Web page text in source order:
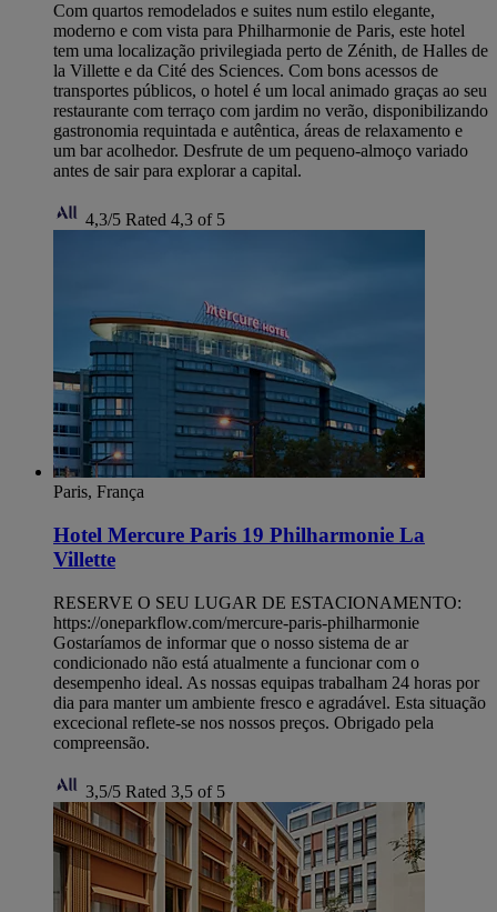
Com quartos remodelados e suites num estilo elegante,
moderno e com vista para Philharmonie de Paris, este hotel
tem uma localização privilegiada perto de Zénith, de Halles de
la Villette e da Cité des Sciences. Com bons acessos de
transportes públicos, o hotel é um local animado graças ao seu
restaurante com terraço com jardim no verão, disponibilizando
gastronomia requintada e autêntica, áreas de relaxamento e
um bar acolhedor. Desfrute de um pequeno-almoço variado
antes de sair para explorar a capital.
4,3/5 Rated 4,3 of 5
Paris, França
Hotel Mercure Paris 19 Philharmonie La
Villette
RESERVE O SEU LUGAR DE ESTACIONAMENTO:
https://oneparkflow.com/mercure-paris-philharmonie
Gostaríamos de informar que o nosso sistema de ar
condicionado não está atualmente a funcionar com o
desempenho ideal. As nossas equipas trabalham 24 horas por
dia para manter um ambiente fresco e agradável. Esta situação
excecional reflete-se nos nossos preços. Obrigado pela
compreensão.
3,5/5 Rated 3,5 of 5